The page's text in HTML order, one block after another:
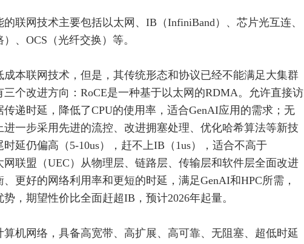
的联网技术主要包括以太网 、IB（InfiniBand）、芯片光互连、
、OCS（光纤交换）等。
成本联网技术，但是，其传统形态和协议已经不能满足大集群
个改进方向：RoCE是一种基于以太网的RDMA。允许直接访
递时延，降低了CPU的使用率，适合GenAI应用的需求；无
一步采用先进的流控、改进拥塞处理、优化哈希算法等新技
延仍偏高（5-10us），赶不上IB（1us），适合不高于
网联盟（UEC）从物理层、链路层、传输层和软件层全面改进
更好的网络利用率和更短的时延，满足GenAI和HPC所需，
，期望性价比全面赶超IB，预计2026年起量。
机网络，具备高宽带、高扩展、高可靠、无阻塞、超低时延